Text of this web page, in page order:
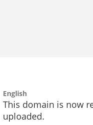
English
This domain is now
uploaded.